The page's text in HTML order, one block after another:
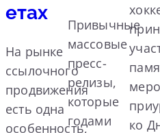
етах
На рынке
ссылочного
продвижения
есть одна
особенность,
Привычные
массовые
пресс-
релизы,
которые
годами
ко